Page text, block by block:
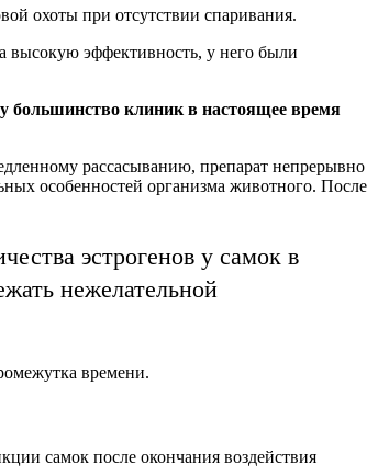
охоты при отсутствии спаривания.
высокую эффективность, у него были
большинство клиник в настоящее время
рассасыванию, препарат непрерывно
особенностей организма животного. После
эстрогенов у самок в
нежелательной
времени.
самок после окончания воздействия